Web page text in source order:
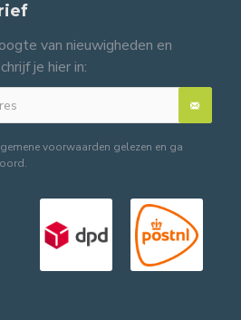
van nieuwigheden en
je hier in:
voorwaarden gelezen en ga